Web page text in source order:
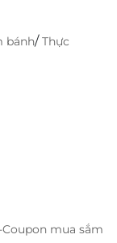
Phòng
Cái Răng,
bánh/Thực
Coupon mua sắm